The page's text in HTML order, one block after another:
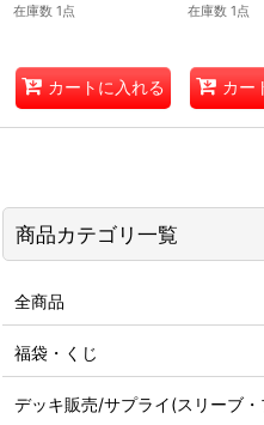
在庫数 1点
カートに入れる
在庫数 1点
カー
商品カテゴリ一覧
全商品
福袋・くじ
デッキ販売/サプライ(スリーブ